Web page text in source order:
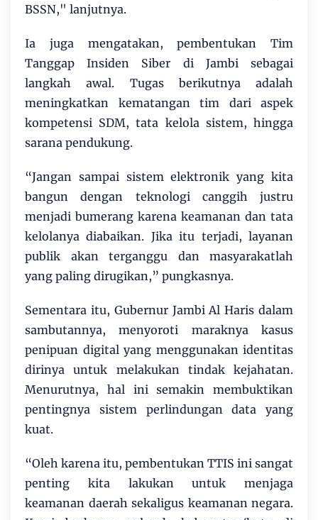
BSSN," lanjutnya.
Ia juga mengatakan, pembentukan Tim
Tanggap Insiden Siber di Jambi sebagai
langkah awal. Tugas berikutnya adalah
meningkatkan kematangan tim dari aspek
kompetensi SDM, tata kelola sistem, hingga
sarana pendukung.
“Jangan sampai sistem elektronik yang kita
bangun dengan teknologi canggih justru
menjadi bumerang karena keamanan dan tata
kelolanya diabaikan. Jika itu terjadi, layanan
publik akan terganggu dan masyarakatlah
yang paling dirugikan,” pungkasnya.
Sementara itu, Gubernur Jambi Al Haris dalam
sambutannya, menyoroti maraknya kasus
penipuan digital yang menggunakan identitas
dirinya untuk melakukan tindak kejahatan.
Menurutnya, hal ini semakin membuktikan
pentingnya sistem perlindungan data yang
kuat.
“Oleh karena itu, pembentukan TTIS ini sangat
penting kita lakukan untuk menjaga
keamanan daerah sekaligus keamanan negara.